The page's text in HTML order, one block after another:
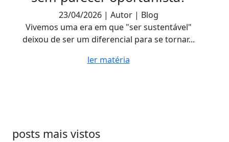
23/04/2026 | Autor | Blog
Vivemos uma era em que "ser sustentável"
deixou de ser um diferencial para se tornar...
ler matéria
posts mais vistos